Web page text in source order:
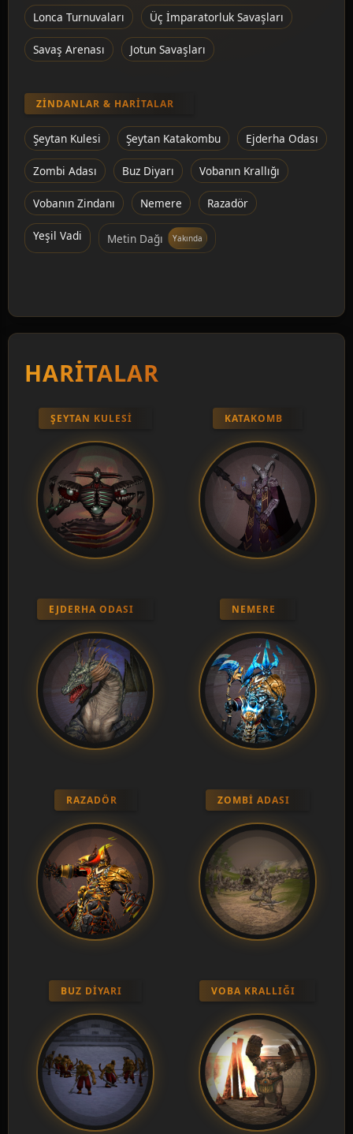
Lonca Turnuvaları Üç İmparatorluk Savaşları
Savaş Arenası Jotun Savaşları
ZINDANLAR & HARITALAR
Şeytan Kulesi Şeytan Katakombu Ejderha Odası
Zombi Adası Buz Diyarı Vobanın Krallığı
Vobanın Zindanı Nemere Razadör
Yeşil Vadi Metin Dağı Yakında
HARITALAR
ŞEYTAN KULESI KATAKOMB
EJDERHA ODASI NEMERE
RAZADÖR ZOMBI ADASI
BUZ DIYARI VOBA KRALLIĞI